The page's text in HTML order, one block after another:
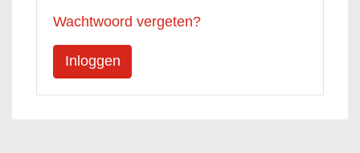
Wachtwoord vergeten?